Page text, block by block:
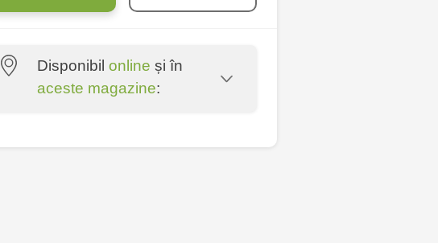
Disponibil online și în
aceste magazine:
Socoleni, 7